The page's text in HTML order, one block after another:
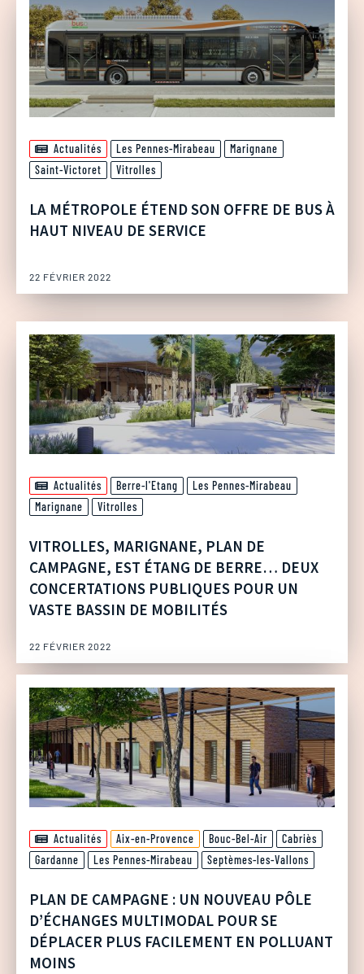
Actualités Les Pennes-Mirabeau
Marignane
Saint-Victoret
Vitrolles
LA MÉTROPOLE ÉTEND SON OFFRE DE BUS À
HAUT NIVEAU DE SERVICE
22 FÉVRIER 2022
Actualités Berre-l'Etang
Les Pennes-Mirabeau
Marignane
Vitrolles
VITROLLES, MARIGNANE, PLAN DE
CAMPAGNE, EST ÉTANG DE BERRE… DEUX
CONCERTATIONS PUBLIQUES POUR UN
VASTE BASSIN DE MOBILITÉS
22 FÉVRIER 2022
Actualités Aix-en-Provence Bouc-Bel-Air
Cabriès
Gardanne
Les Pennes-Mirabeau Septèmes-les-Vallons
PLAN DE CAMPAGNE : UN NOUVEAU PÔLE
D’ÉCHANGES MULTIMODAL POUR SE
DÉPLACER PLUS FACILEMENT EN POLLUANT
MOINS